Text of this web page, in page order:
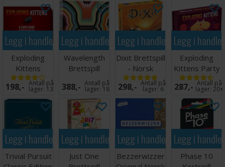
Legg i handlekurven
Exploding
Kittens
Kortspill -
Norsk
198,- Antall på
lager: 13
Legg i handlekurven
Wavelength
Brettspill
388,- Antall på
lager: 18
Legg i handlekurven
Dixit Brettspill
- Norsk
utgave
298,- Antall på
lager:6
Legg i
Exploding
Kittens Party
Pack Kortspill
287,- Antall på
lager:20+
Legg i handlekurven
Trivial Pursuit
Legg i handlekurven
Just One
Legg i handlekurven
Bezzerwizzer
Legg i
Phase 10